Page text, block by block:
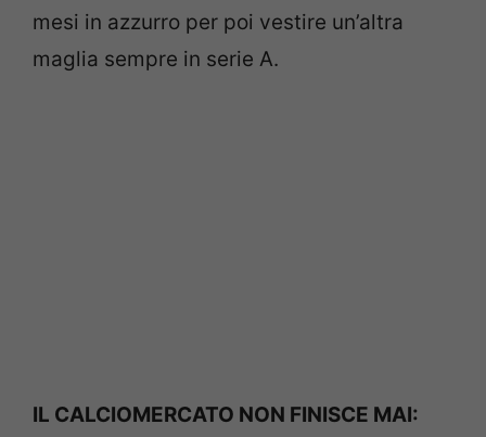
mesi in azzurro per poi vestire un’altra
maglia sempre in serie A.
IL CALCIOMERCATO NON FINISCE MAI: